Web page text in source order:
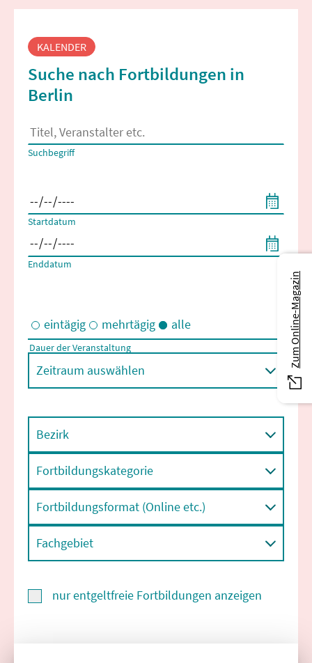
Fortbildungssuche
KALENDER
Suche nach Fortbildungen in
Berlin
Es erscheinen Suchvorschläge, wenn mindestens 2 Zeichen
Suchbegriff
Startdatum
Enddatum
Eintägige und/oder mehrtägige Veranstaltungen
eintägig mehrtägig alle
Dauer der Veranstaltung
Zeitraum auswählen
Bezirk
Fortbildungskategorie
Fortbildungsformat (Online etc.)
Fachgebiet
nur entgeltfreie Fortbildungen anzeigen
Zum Online-Magazin